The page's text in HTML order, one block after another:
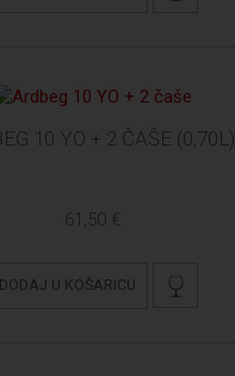
10 YO + 2 ČAŠE (0,70L)
61,50 €
DODAJ U KOŠARICU